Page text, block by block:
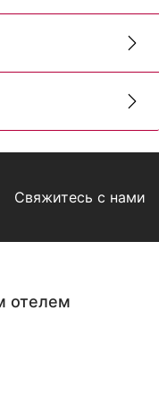
Свяжитесь с нами
отелем